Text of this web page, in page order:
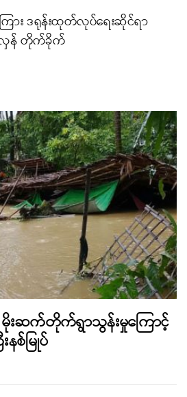
ား ဒရုန်းထုတ်လုပ်ရေးဆိုင်ရာ
လှန် တိုက်ခိုက်
မိုးဆက်တိုက်ရွာသွန်းမှုကြောင့်
နစ်မြုပ်